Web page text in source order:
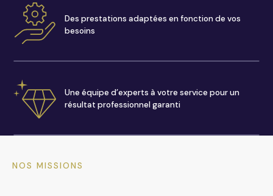
Des prestations adaptées en fonction de vos
besoins
Une équipe d’experts à votre service pour un
résultat professionnel garanti
NOS MISSIONS